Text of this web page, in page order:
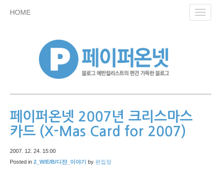
HOME
페이퍼온넷 2007년 크리스마스
카드 (X-Mas Card for 2007)
2007. 12. 24. 15:00
Posted in 2_W/E/B/디쟌_이야기 by 편집장